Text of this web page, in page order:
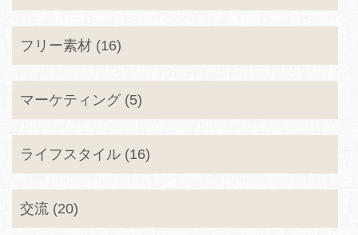
フリー素材 (16)
マーケティング (5)
ライフスタイル (16)
交流 (20)